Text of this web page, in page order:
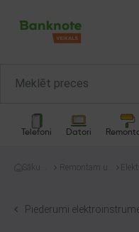
Telefoni Datori
Sākum
Remontam un
Piederumi